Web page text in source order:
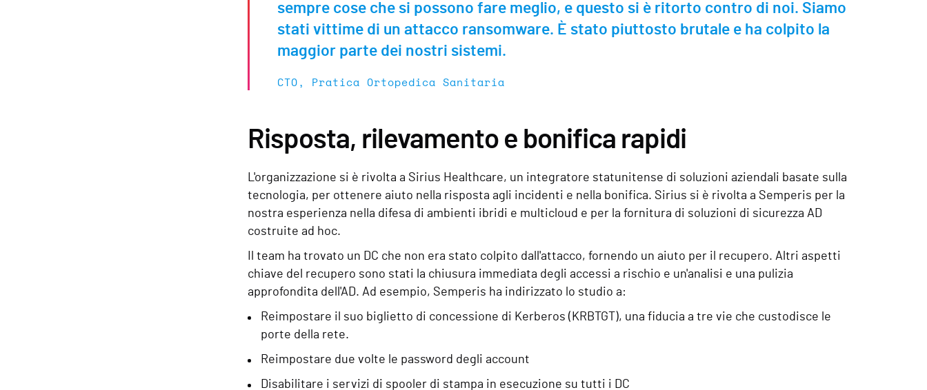
sempre cose che si possono fare meglio, e questo si è ritorto contro di noi. Siamo
stati vittime di un attacco ransomware. È stato piuttosto brutale e ha colpito la
maggior parte dei nostri sistemi.
CTO, Pratica Ortopedica Sanitaria
Risposta, rilevamento e bonifica rapidi
L'organizzazione si è rivolta a Sirius Healthcare, un integratore statunitense di soluzioni aziendali basate sulla
tecnologia, per ottenere aiuto nella risposta agli incidenti e nella bonifica. Sirius si è rivolta a Semperis per la
nostra esperienza nella difesa di ambienti ibridi e multicloud e per la fornitura di soluzioni di sicurezza AD
costruite ad hoc.
Il team ha trovato un DC che non era stato colpito dall'attacco, fornendo un aiuto per il recupero. Altri aspetti
chiave del recupero sono stati la chiusura immediata degli accessi a rischio e un'analisi e una pulizia
approfondita dell'AD. Ad esempio, Semperis ha indirizzato lo studio a:
Reimpostare il suo biglietto di concessione di Kerberos (KRBTGT), una fiducia a tre vie che custodisce le
porte della rete.
Reimpostare due volte le password degli account
Disabilitare i servizi di spooler di stampa in esecuzione su tutti i DC